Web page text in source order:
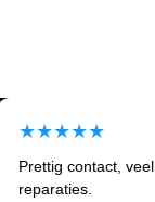
Prettig
reparaties.